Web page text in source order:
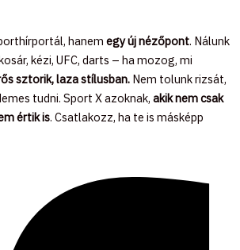
hanem egy új nézőpont. Nálunk
kézi, UFC, darts – ha mozog, mi
sztorik, laza stílusban. Nem tolunk rizsát,
tudni. Sport X azoknak, akik nem csak
értik is. Csatlakozz, ha te is másképp